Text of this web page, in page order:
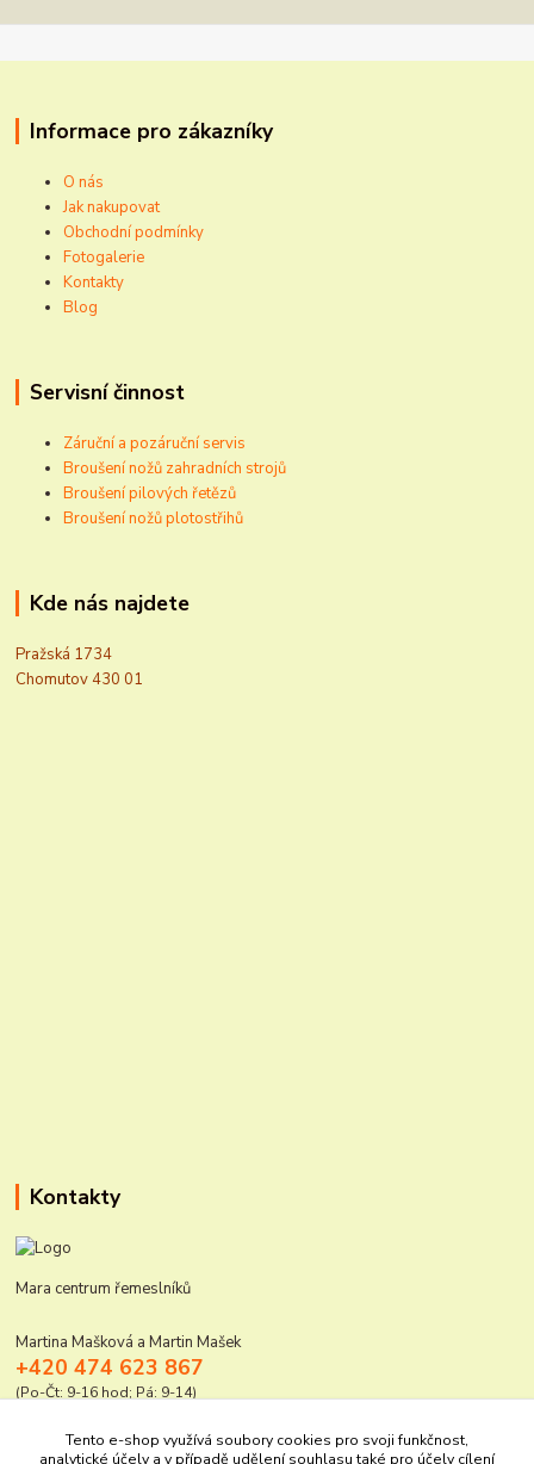
Informace pro zákazníky
O nás
Jak nakupovat
Obchodní podmínky
Fotogalerie
Kontakty
Blog
Servisní činnost
Záruční a pozáruční servis
Broušení nožů zahradních strojů
Broušení pilových řetězů
Broušení nožů plotostřihů
Kde nás najdete
Pražská 1734
Chomutov 430 01
Kontakty
Mara centrum řemeslníků
Martina Mašková a Martin Mašek
+420 474 623 867
(Po-Čt: 9-16 hod; Pá: 9-14)
mara@elektro-naradi.cz
Tento e-shop využívá soubory cookies pro svoji funkčnost,
analytické účely a v případě udělení souhlasu také pro účely cílení